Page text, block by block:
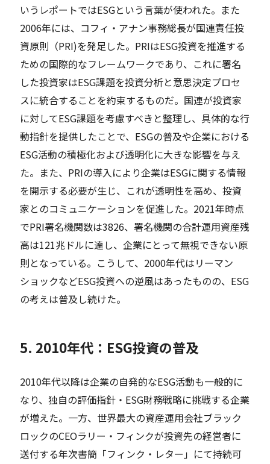
いうレポートではESGという言葉が使われた。また
2006年には、コフィ・アナン事務総長が国連責任投
資原則（PRI)を発足した。PRIはESG投資を推進する
ための国際的なフレームワークであり、これに署名
した投資家はESG課題を投資分析と意思決定プロセ
スに統合することを約束するものだ。国連が投資家
に対してESG課題を考慮すべきと整理し、具体的な行
動指針を提供したことで、ESGの普及や企業における
ESG活動の積極化および透明化に大きな影響を与え
た。また、PRIの導入により企業はESGに関する情報
を開示する必要が生じ、これが透明性を高め、投資
家とのコミュニケーションを促進した。2021年時点
でPRI署名機関数は3826、署名機関の合計運用資産残
高は121兆ドルに達し、企業にとって無視できない原
則となっている。こうして、2000年代はリーマン
ショックなどESG投資への逆風はあったものの、ESG
の考えは普及し続けた。
5. 2010年代：ESG投資の普及
2010年代以降は企業の自発的なESG活動も一般的に
なり、独自の評価指針・ESG財務戦略に挑戦する企業
が増えた。一方、世界最大の資産運用会社ブラック
ロックのCEOラリー・フィンクが投資先の経営者に
送付する年次書簡「フィンク・レター」にて持続可